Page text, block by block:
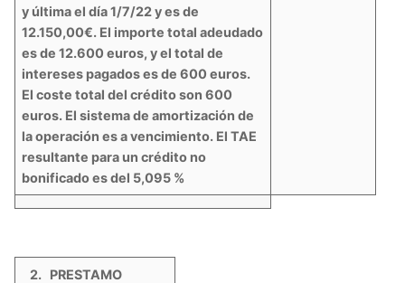
y última el día 1/7/22 y es de
12.150,00€. El importe total adeudado
es de 12.600 euros, y el total de
intereses pagados es de 600 euros.
El coste total del crédito son 600
euros. El sistema de amortización de
la operación es a vencimiento. El TAE
resultante para un crédito no
bonificado es del 5,095 %
2. PRESTAMO